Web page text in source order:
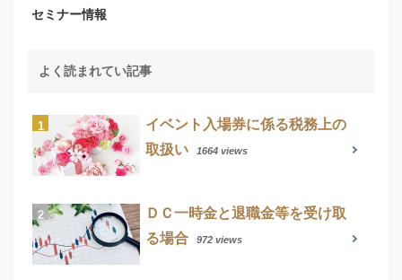
セミナー情報
よく読まれてい記事
イベント入場券に係る税務上の
取扱い
1664 views
ＤＣ一時金と退職金等を受け取
る場合
972 views